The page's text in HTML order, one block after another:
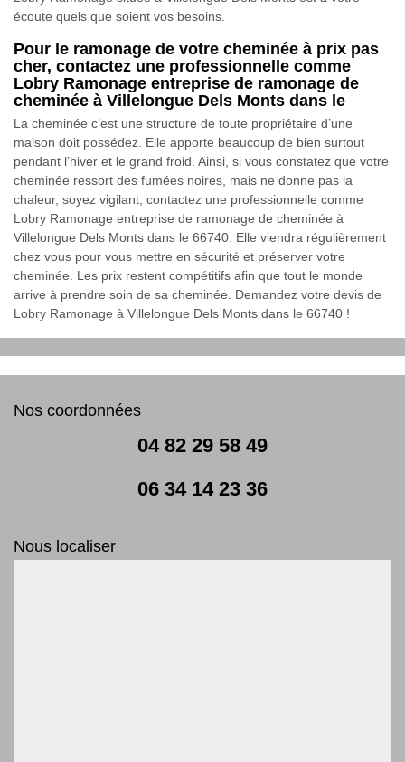
écoute quels que soient vos besoins.
Pour le ramonage de votre cheminée à prix pas
cher, contactez une professionnelle comme
Lobry Ramonage entreprise de ramonage de
cheminée à Villelongue Dels Monts dans le
La cheminée c’est une structure de toute propriétaire d’une
maison doit possédez. Elle apporte beaucoup de bien surtout
pendant l’hiver et le grand froid. Ainsi, si vous constatez que votre
cheminée ressort des fumées noires, mais ne donne pas la
chaleur, soyez vigilant, contactez une professionnelle comme
Lobry Ramonage entreprise de ramonage de cheminée à
Villelongue Dels Monts dans le 66740. Elle viendra régulièrement
chez vous pour vous mettre en sécurité et préserver votre
cheminée. Les prix restent compétitifs afin que tout le monde
arrive à prendre soin de sa cheminée. Demandez votre devis de
Lobry Ramonage à Villelongue Dels Monts dans le 66740 !
Nos coordonnées
04 82 29 58 49
06 34 14 23 36
Nous localiser